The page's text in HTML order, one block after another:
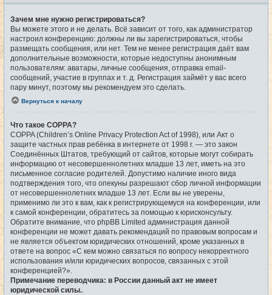
Зачем мне нужно регистрироваться?
Вы можете этого и не делать. Всё зависит от того, как администратор
настроил конференцию: должны ли вы зарегистрироваться, чтобы
размещать сообщения, или нет. Тем не менее регистрация даёт вам
дополнительные возможности, которые недоступны анонимным
пользователям: аватары, личные сообщения, отправка email-
сообщений, участие в группах и т. д. Регистрация займёт у вас всего
пару минут, поэтому мы рекомендуем это сделать.
Вернуться к началу
Что такое COPPA?
COPPA (Children’s Online Privacy Protection Act of 1998), или Акт о
защите частных прав ребёнка в интернете от 1998 г. — это закон
Соединённых Штатов, требующий от сайтов, которые могут собирать
информацию от несовершеннолетних младше 13 лет, иметь на это
письменное согласие родителей. Допустимо наличие иного вида
подтверждения того, что опекуны разрешают сбор личной информации
от несовершеннолетних младше 13 лет. Если вы не уверены,
применимо ли это к вам, как к регистрирующемуся на конференции, или
к самой конференции, обратитесь за помощью к юрисконсульту.
Обратите внимание, что phpBB Limited администрация данной
конференции не может давать рекомендаций по правовым вопросам и
не является объектом юридических отношений, кроме указанных в
ответе на вопрос «С кем можно связаться по вопросу некорректного
использования и/или юридических вопросов, связанных с этой
конференцией?».
Примечание переводчика: в России данный акт не имеет
юридической силы.